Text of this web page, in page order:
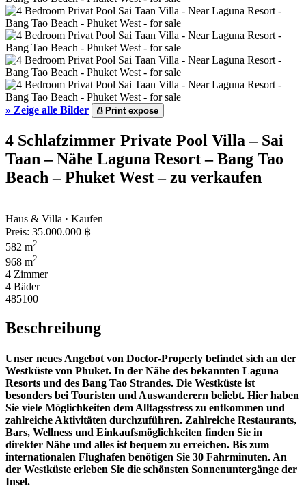
» Zeige alle Bilder ⎙Print expose
4 Schlafzimmer Private Pool Villa – Sai
Taan – Nähe Laguna Resort – Bang Tao
Beach – Phuket West – zu verkaufen
Haus & Villa · Kaufen
Preis: 35.000.000 ฿
582 m2
968 m2
4 Zimmer
4 Bäder
485100
Beschreibung
Unser neues Angebot von Doctor-Property befindet sich an der
Westküste von Phuket. In der Nähe des bekannten Laguna
Resorts und des Bang Tao Strandes. Die Westküste ist
besonders bei Touristen und Auswanderern beliebt. Hier haben
Sie viele Möglichkeiten dem Alltagsstress zu entkommen und
zahlreiche Aktivitäten durchzuführen. Zahlreiche Restaurants,
Bars, Wellness und Einkaufsmöglichkeiten finden Sie in
direkter Nähe und alles ist bequem zu erreichen. Bis zum
internationalen Flughafen benötigen Sie 30 Fahrminuten. An
der Westküste erleben Sie die schönsten Sonnenuntergänge der
Insel.